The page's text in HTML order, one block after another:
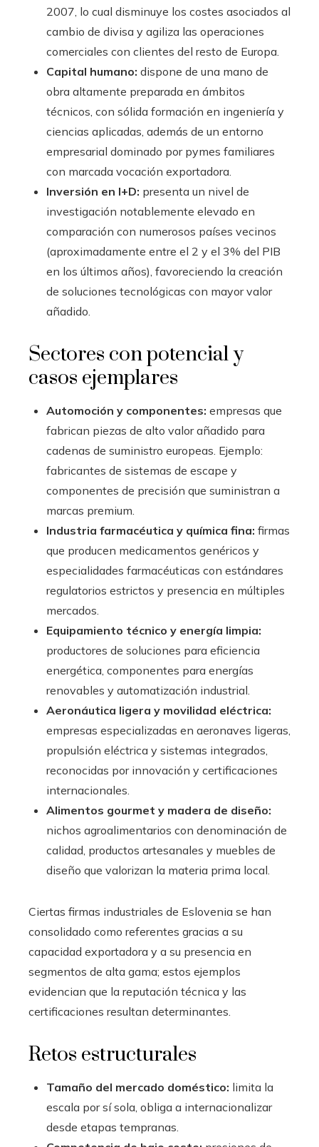
2007, lo cual disminuye los costes asociados al
cambio de divisa y agiliza las operaciones
comerciales con clientes del resto de Europa.
Capital humano: dispone de una mano de
obra altamente preparada en ámbitos
técnicos, con sólida formación en ingeniería y
ciencias aplicadas, además de un entorno
empresarial dominado por pymes familiares
con marcada vocación exportadora.
Inversión en I+D: presenta un nivel de
investigación notablemente elevado en
comparación con numerosos países vecinos
(aproximadamente entre el 2 y el 3% del PIB
en los últimos años), favoreciendo la creación
de soluciones tecnológicas con mayor valor
añadido.
Sectores con potencial y
casos ejemplares
Automoción y componentes: empresas que
fabrican piezas de alto valor añadido para
cadenas de suministro europeas. Ejemplo:
fabricantes de sistemas de escape y
componentes de precisión que suministran a
marcas premium.
Industria farmacéutica y química fina: firmas
que producen medicamentos genéricos y
especialidades farmacéuticas con estándares
regulatorios estrictos y presencia en múltiples
mercados.
Equipamiento técnico y energía limpia:
productores de soluciones para eficiencia
energética, componentes para energías
renovables y automatización industrial.
Aeronáutica ligera y movilidad eléctrica:
empresas especializadas en aeronaves ligeras,
propulsión eléctrica y sistemas integrados,
reconocidas por innovación y certificaciones
internacionales.
Alimentos gourmet y madera de diseño:
nichos agroalimentarios con denominación de
calidad, productos artesanales y muebles de
diseño que valorizan la materia prima local.
Ciertas firmas industriales de Eslovenia se han
consolidado como referentes gracias a su
capacidad exportadora y a su presencia en
segmentos de alta gama; estos ejemplos
evidencian que la reputación técnica y las
certificaciones resultan determinantes.
Retos estructurales
Tamaño del mercado doméstico: limita la
escala por sí sola, obliga a internacionalizar
desde etapas tempranas.